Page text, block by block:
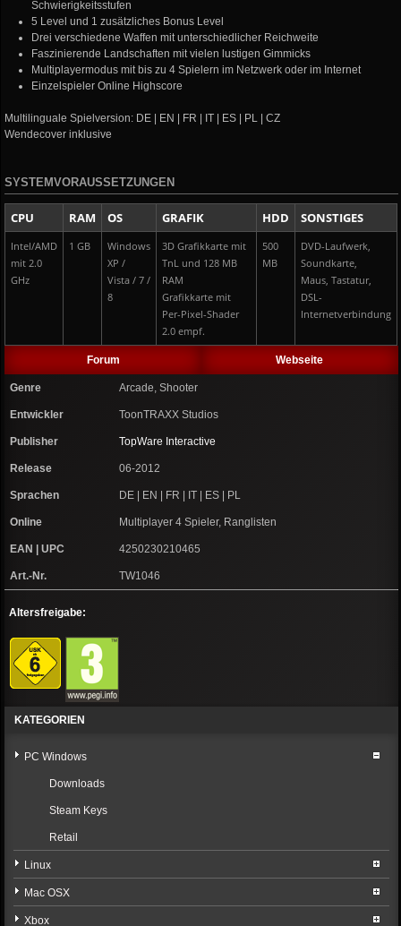
Schwierigkeitsstufen
5 Level und 1 zusätzliches Bonus Level
Drei verschiedene Waffen mit unterschiedlicher Reichweite
Faszinierende Landschaften mit vielen lustigen Gimmicks
Multiplayermodus mit bis zu 4 Spielern im Netzwerk oder im Internet
Einzelspieler Online Highscore
Multilinguale Spielversion: DE | EN | FR | IT | ES | PL | CZ
Wendecover inklusive
SYSTEMVORAUSSETZUNGEN
CPU RAM OS GRAFIK HDD SONSTIGES
Intel/AMD
mit 2.0
GHz
1 GB
Windows
XP /
Vista / 7 /
8
3D Grafikkarte mit
TnL und 128 MB
RAM
Grafikkarte mit
Per-Pixel-Shader
2.0 empf.
500
MB
DVD-Laufwerk,
Soundkarte,
Maus, Tastatur,
DSL-
Internetverbindung
Forum Webseite
Genre Arcade, Shooter
Entwickler ToonTRAXX Studios
Publisher TopWare Interactive
Release 06-2012
Sprachen DE | EN | FR | IT | ES | PL
Online Multiplayer 4 Spieler, Ranglisten
EAN | UPC 4250230210465
Art.-Nr. TW1046
Altersfreigabe:
KATEGORIEN
PC Windows
Downloads
Steam Keys
Retail
Linux
Mac OSX
Xbox